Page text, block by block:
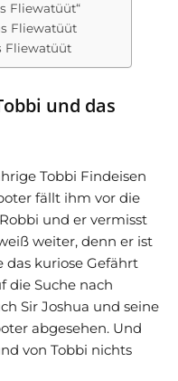
Fliewatüüt“
Fliewatüüt
Fliewatüüt
und das
Tobbi Findeisen
fällt ihm vor die
und er vermisst
weiter, denn er ist
das kuriose Gefährt
die Suche nach
Sir Joshua und seine
abgesehen. Und
von Tobbi nichts